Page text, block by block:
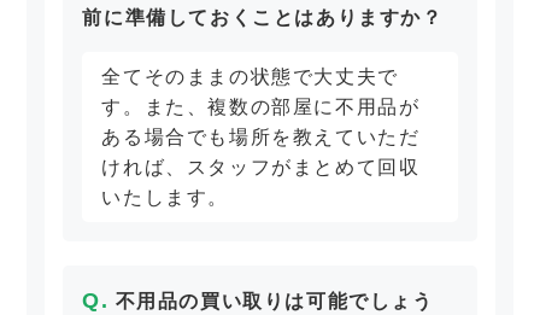
前に準備しておくことはありますか？
全てそのままの状態で大丈夫で
す。また、複数の部屋に不用品が
ある場合でも場所を教えていただ
ければ、スタッフがまとめて回収
いたします。
不用品の買い取りは可能でしょう